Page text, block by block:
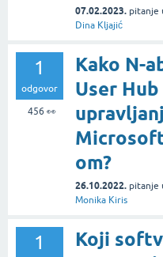
07.02.2023. pitanje
Dina Kljajić
1
odgovor
456 👀
Kako N-
User
om?
26.10.2022. pitanje
Monika Kiris
1
Koji